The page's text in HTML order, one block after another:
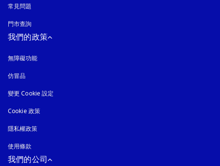
常見問題
門市查詢
我們的政策
無障礙功能
仿冒品
變更 Cookie 設定
Cookie 政策以新標籤頁開啟
隱私權政策
使用條款
我們的公司